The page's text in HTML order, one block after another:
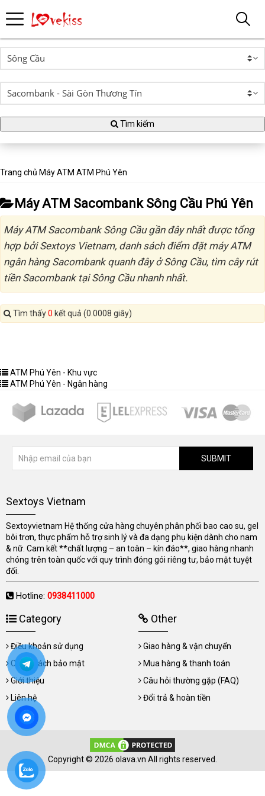
Tìm kiếm
Trang chủ Máy ATM ATM Phú Yên
Máy ATM Sacombank Sông Cầu Phú Yên
Máy ATM Sacombank Sông Cầu gần đây nhất được tổng
hợp bởi Sextoys Vietnam, danh sách điểm đặt máy ATM
ngân hàng Sacombank quanh đây ở Sông Cầu, tìm cây rút
tiền Sacombank tại Sông Cầu nhanh nhất.
Tìm thấy0 kết quả (0.0008 giây)
ATM Phú Yên - Khu vực
ATM Phú Yên - Ngân hàng
SUBMIT
Sextoys Vietnam
Sextoyvietnam Hệ thống cửa hàng chuyên phân phối bao cao su, gel
bôi trơn, thực phẩm hỗ trợ sinh lý và đa dạng phụ kiện dành cho nam
& nữ. Cam kết **chất lượng – an toàn – kín đáo**, giao hàng nhanh
chóng trên toàn quốc với quy trình đóng gói riêng tư, bảo mật tuyệt
đối.
Hotline: 0938411000
Category
Điều khoản sử dụng
Chính sách bảo mật
Giới thiệu
Liên hệ
Other
Giao hàng & vận chuyển
Mua hàng & thanh toán
Câu hỏi thường gặp (FAQ)
Đổi trả & hoàn tiền
Copyright © 2026 olava.vn All rights reserved.